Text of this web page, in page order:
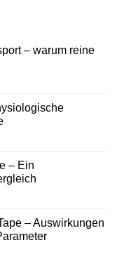
– warum reine
– Ein
– Auswirkungen